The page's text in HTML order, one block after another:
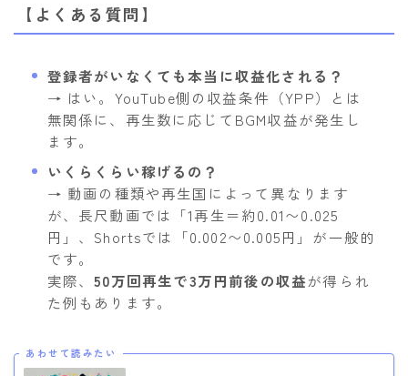
【よくある質問】
登録者がいなくても本当に収益化される？
→ はい。YouTube側の収益条件（YPP）とは
無関係に、再生数に応じてBGM収益が発生し
ます。
いくらくらい稼げるの？
→ 動画の種類や再生国によって異なります
が、長尺動画では「1再生＝約0.01〜0.025
円」、Shortsでは「0.002〜0.005円」が一般的
です。
実際、50万回再生で3万円前後の収益が得られ
た例もあります。
あわせて読みたい